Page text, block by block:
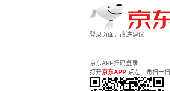
登录页面，改进建议
京东APP扫码登录
打开京东APP 点左上角扫一扫